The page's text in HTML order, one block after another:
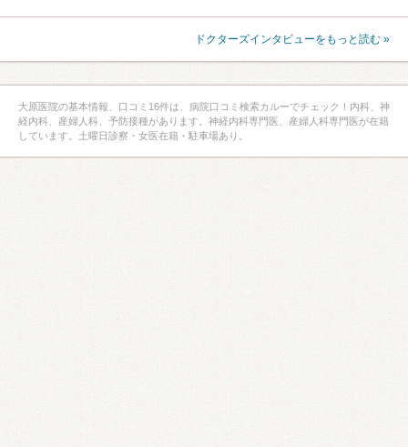
ドクターズインタビューをもっと読む »
大原医院の基本情報、口コミ16件は、病院口コミ検索カルーでチェック！内科、神
経内科、産婦人科、予防接種があります。神経内科専門医、産婦人科専門医が在籍
しています。土曜日診察・女医在籍・駐車場あり。